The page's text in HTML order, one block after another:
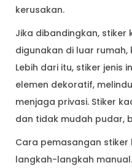
kerusakan.
Jika dibandingkan, stiker
digunakan di luar
Lebih dari itu, stiker jenis
elemen dekoratif,
menjaga privasi. Stiker
dan tidak mudah pudar,
Cara pemasangan
langkah-langkah